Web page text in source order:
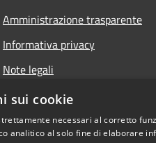
Amministrazione trasparente
Informativa privacy
Note legali
Dichiarazione di accessibilità
sui cookie
necessari al corretto
analitico al solo fine di elaborare